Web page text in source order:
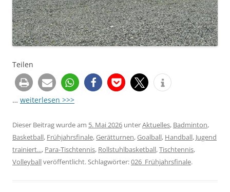
Teilen
… weiterlesen >>>
Dieser Beitrag wurde am 5. Mai 2026 unterAktuelles, Badminton,
Basketball, Frühjahrsfinale,Gerätturnen,Goalball, Handball, Jugend
trainiert..., Para-Tischtennis, Rollstuhlbasketball,Tischtennis,
Volleyballveröffentlicht. Schlagwörter:026_Frühjahrsfinale.